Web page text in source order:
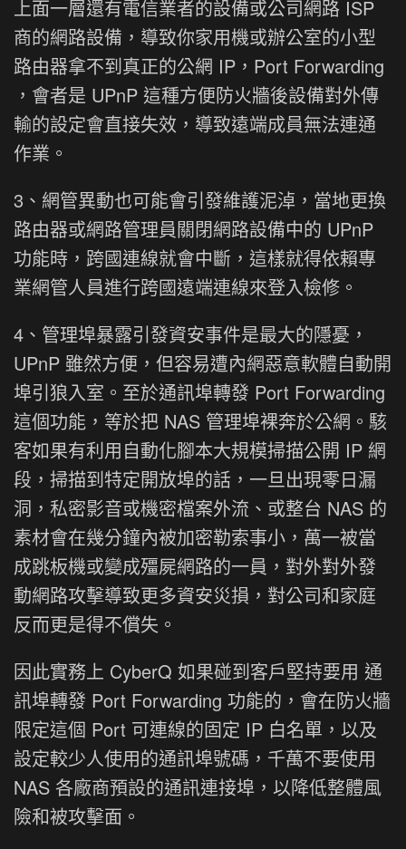
上面一層還有電信業者的設備或公司網路 ISP
商的網路設備，導致你家用機或辦公室的小型
路由器拿不到真正的公網 IP，Port Forwarding
，會者是 UPnP 這種方便防火牆後設備對外傳
輸的設定會直接失效，導致遠端成員無法連通
作業。
3、網管異動也可能會引發維護泥淖，當地更換
路由器或網路管理員關閉網路設備中的 UPnP
功能時，跨國連線就會中斷，這樣就得依賴專
業網管人員進行跨國遠端連線來登入檢修。
4、管理埠暴露引發資安事件是最大的隱憂，
UPnP 雖然方便，但容易遭內網惡意軟體自動開
埠引狼入室。至於通訊埠轉發 Port Forwarding
這個功能，等於把 NAS 管理埠裸奔於公網。駭
客如果有利用自動化腳本大規模掃描公開 IP 網
段，掃描到特定開放埠的話，一旦出現零日漏
洞，私密影音或機密檔案外流、或整台 NAS 的
素材會在幾分鐘內被加密勒索事小，萬一被當
成跳板機或變成殭屍網路的一員，對外對外發
動網路攻擊導致更多資安災損，對公司和家庭
反而更是得不償失。
因此實務上 CyberQ 如果碰到客戶堅持要用 通
訊埠轉發 Port Forwarding 功能的，會在防火牆
限定這個 Port 可連線的固定 IP 白名單，以及
設定較少人使用的通訊埠號碼，千萬不要使用
NAS 各廠商預設的通訊連接埠，以降低整體風
險和被攻擊面。